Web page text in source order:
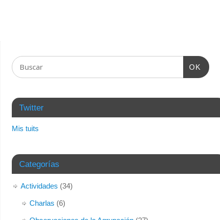
OK
Twitter
Mis tuits
Categorías
Actividades (34)
Charlas (6)